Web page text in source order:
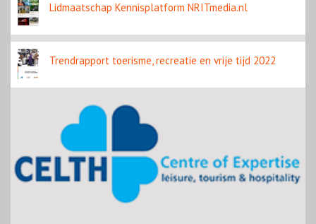
Lidmaatschap Kennisplatform NRITmedia.nl
Trendrapport toerisme, recreatie en vrije tijd 2022